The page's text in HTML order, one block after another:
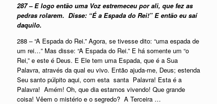
287 – E logo então uma Voz estremeceu por ali, que fez as
pedras rolarem. Disse: “É a Espada do Rei!” E então eu saí
daquilo.
288 – “A Espada do Rei.” Agora, se tivesse dito: “uma espada de
um rei…” Mas disse: “A Espada do Rei.” E há somente um “o
Rei,” e este é Deus. E Ele tem uma Espada, que é a Sua
Palavra, através da qual eu vivo. Então ajuda-me, Deus; estenda
Seu santo púlpito aqui, com esta santa Palavra! Esta é a
Palavra! Amém! Oh, que dia estamos vivendo! Que grande
coisa! Vêem o mistério e o segredo? A Terceira …